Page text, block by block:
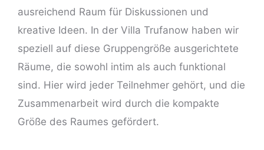
ausreichend Raum für Diskussionen und
kreative Ideen. In der Villa Trufanow haben wir
speziell auf diese Gruppengröße ausgerichtete
Räume, die sowohl intim als auch funktional
sind. Hier wird jeder Teilnehmer gehört, und die
Zusammenarbeit wird durch die kompakte
Größe des Raumes gefördert.